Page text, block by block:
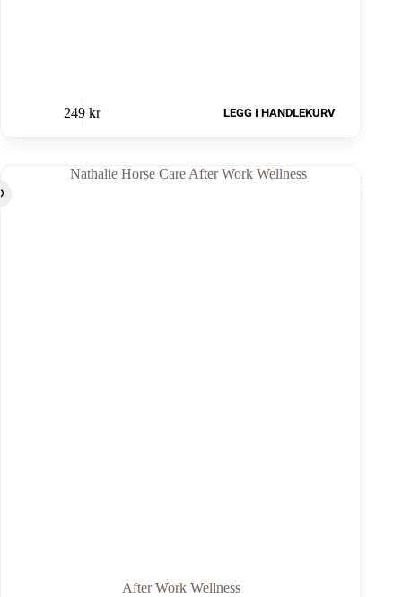
249 kr LEGG I HANDLEKURV
After Work Wellness